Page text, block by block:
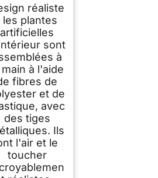
réaliste
les plantes
artificielles
sont
à
main à l'aide
fibres de
et de
avec
des tiges
Ils
l'air et le
toucher